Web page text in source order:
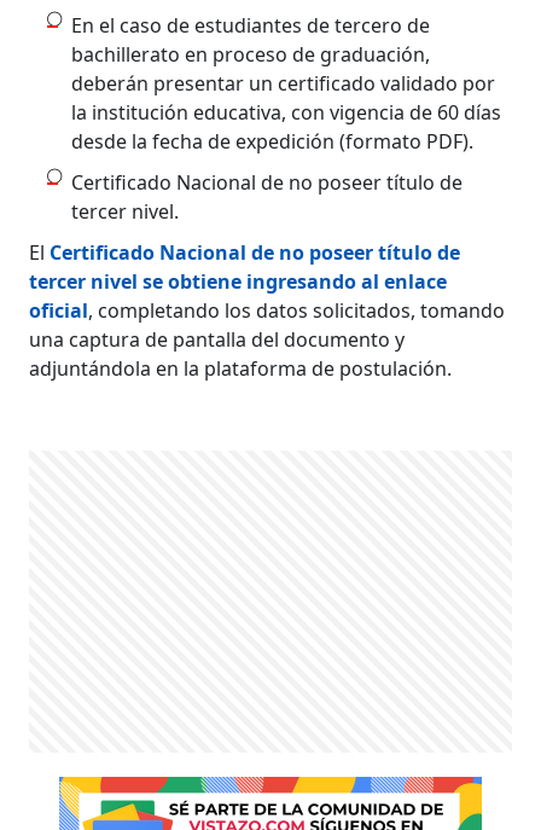
En el caso de estudiantes de tercero de
bachillerato en proceso de graduación,
deberán presentar un certificado validado por
la institución educativa, con vigencia de 60 días
desde la fecha de expedición (formato PDF).
Certificado Nacional de no poseer título de
tercer nivel.
El Certificado Nacional de no poseer título de
tercer nivel se obtiene ingresando al enlace
oficial, completando los datos solicitados, tomando
una captura de pantalla del documento y
adjuntándola en la plataforma de postulación.